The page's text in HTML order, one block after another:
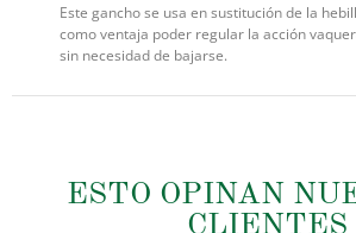
Este gancho se usa en sustitución de la
como ventaja poder regular la acción
sin necesidad de bajarse.
ESTO OPINAN
CLIENTES